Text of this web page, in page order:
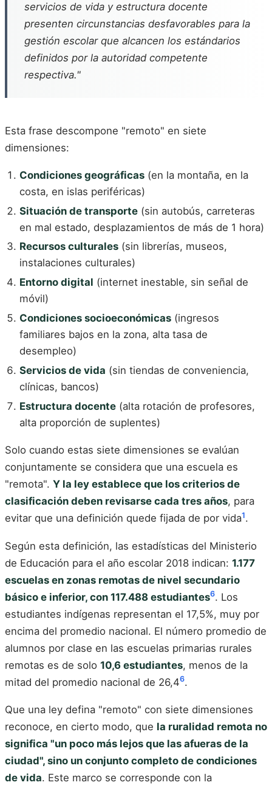
servicios de vida y estructura docente
presenten circunstancias desfavorables para la
gestión escolar que alcancen los estándarios
definidos por la autoridad competente
respectiva."
Esta frase descompone "remoto" en siete
dimensiones:
Condiciones geográficas (en la montaña, en la
costa, en islas periféricas)
Situación de transporte (sin autobús, carreteras
en mal estado, desplazamientos de más de 1 hora)
Recursos culturales (sin librerías, museos,
instalaciones culturales)
Entorno digital (internet inestable, sin señal de
móvil)
Condiciones socioeconómicas (ingresos
familiares bajos en la zona, alta tasa de
desempleo)
Servicios de vida (sin tiendas de conveniencia,
clínicas, bancos)
Estructura docente (alta rotación de profesores,
alta proporción de suplentes)
Solo cuando estas siete dimensiones se evalúan
conjuntamente se considera que una escuela es
"remota". Y la ley establece que los criterios de
clasificación deben revisarse cada tres años, para
evitar que una definición quede fijada de por vida1.
Según esta definición, las estadísticas del Ministerio
de Educación para el año escolar 2018 indican: 1.177
escuelas en zonas remotas de nivel secundario
básico e inferior, con 117.488 estudiantes6. Los
estudiantes indígenas representan el 17,5%, muy por
encima del promedio nacional. El número promedio de
alumnos por clase en las escuelas primarias rurales
remotas es de solo 10,6 estudiantes, menos de la
mitad del promedio nacional de 26,46.
Que una ley defina "remoto" con siete dimensiones
reconoce, en cierto modo, que la ruralidad remota no
significa "un poco más lejos que las afueras de la
ciudad", sino un conjunto completo de condiciones
de vida. Este marco se corresponde con la